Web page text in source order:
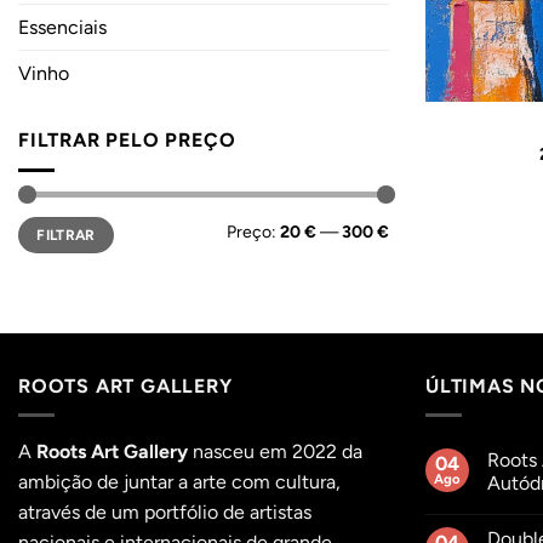
Essenciais
Vinho
FILTRAR PELO PREÇO
Preço
mínimo
Preço
máximo
FILTRAR Preço: 20 €—300 €
ROOTS ART GALLERY
A Roots Art Gallery nasceu em 2022 da
ambição de juntar a arte com cultura,
através de um portfólio de artistas
ÚLTIMAS
04
Ago
Roots
em